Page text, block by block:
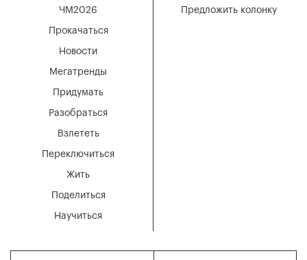
Мегатренды
Придумать
Разобраться
Взлететь
Новости
Переключиться
Жить
Поделиться
Научиться
ЧМ2026
Прокачаться
Предложить колонку